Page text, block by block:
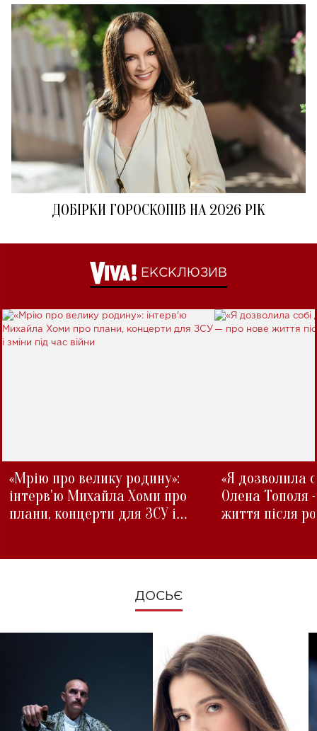
ДОБІРКИ ГОРОСКОПІВ НА 2026 РІК
ЕКСКЛЮЗИВ
«Мрію про велику родину»:
інтерв'ю Михайла Хоми про
плани, концерти для ЗСУ і
«Я дозволила
Олена Тополя
життя після
ДОСЬЄ